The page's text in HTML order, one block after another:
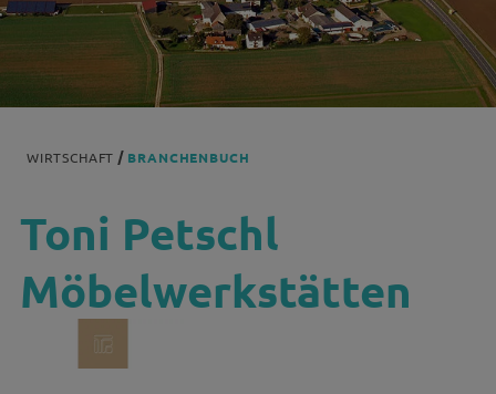
WIRTSCHAFT BRANCHENBUCH
Toni Petschl
Möbelwerkstätten